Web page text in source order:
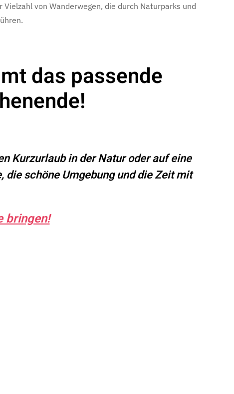
Vielzahl von Wanderwegen, die durch Naturparks und
das passende
Kurzurlaub in der Natur oder auf eine
die schöne Umgebung und die Zeit mit
bringen!